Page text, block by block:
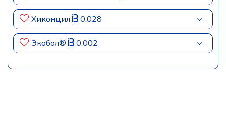
Хиконцил 0.028
Экобол® 0.002